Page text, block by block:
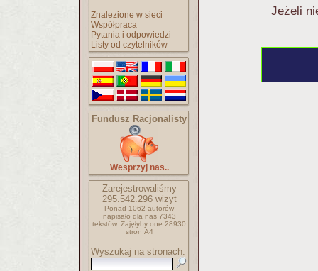
Znalezione w sieci
Współpraca
Pytania i odpowiedzi
Listy od czytelników
Fundusz Racjonalisty
Wesprzyj nas..
Zarejestrowaliśmy
295.542.296wizyt
Ponad 1062 autorów
napisało dla nas 7343
tekstów. Zajęłyby one 28930
stron A4
Wyszukaj na stronach:
Jeżeli